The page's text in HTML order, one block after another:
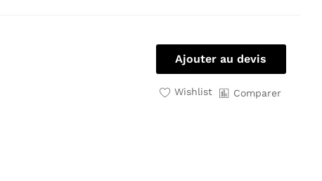
Ajouter au devis
Wishlist Comparer